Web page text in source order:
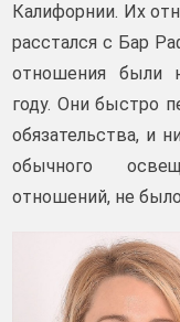
Калифорнии. Их
расстался с Бар
отношения были
году. Они быстро
обязательства, и
обычного
отношений, не